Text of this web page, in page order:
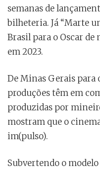
semanas de
bilheteria. Já “Marte
Brasil para o Oscar
em 2023.
De Minas Gerais para
produções têm em
produzidas por
mostram que o
im(pulso).
Subvertendo o